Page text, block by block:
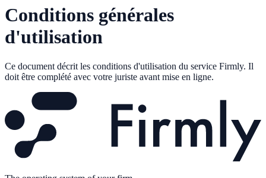
Conditions générales
d'utilisation
Ce document décrit les conditions d'utilisation du service Firmly. Il
doit être complété avec votre juriste avant mise en ligne.